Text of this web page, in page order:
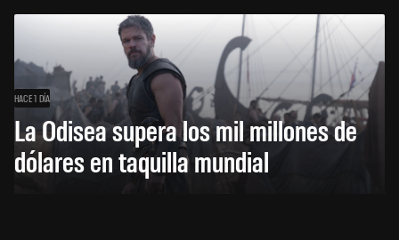
HACE 1 DÍA
La Odisea supera los mil millones de
dólares en taquilla mundial